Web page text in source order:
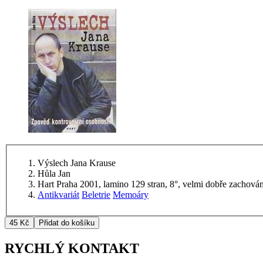
Výslech Jana Krause
Hůla Jan
Hart Praha 2001, lamino 129 stran, 8°, velmi dobře
Antikvariát Beletrie Memoáry
RYCHLÝ KONTAKT